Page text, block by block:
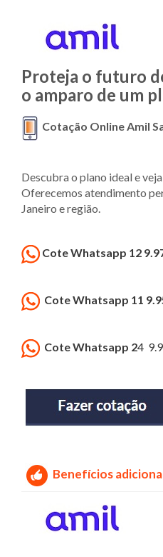
Proteja o futuro
o amparo de um
Cotação Online Amil
Descubra o plano ideal e
Oferecemos atendimento
Janeiro e região.
Cote Whatsapp 12
Cote Whatsapp 11
Cote Whatsapp 24
Benefícios